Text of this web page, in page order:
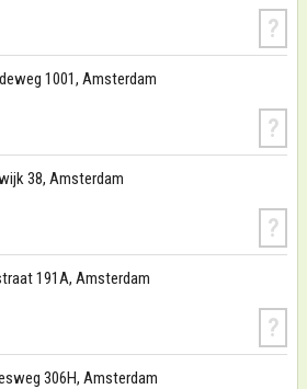
?
1001, Amsterdam
?
38, Amsterdam
?
191A, Amsterdam
?
306H, Amsterdam